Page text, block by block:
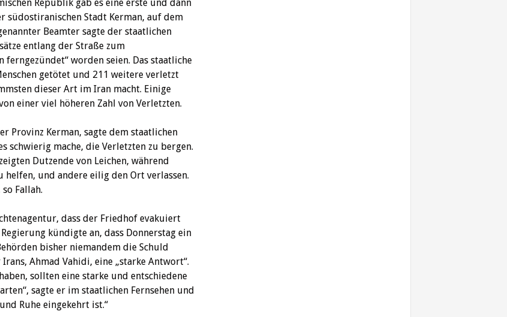
Republik gab es eine erste und dann
südostiranischen Stadt Kerman, auf dem
Beamter sagte der staatlichen
entlang der Straße zum
worden seien. Das staatliche
getötet und 211 weitere verletzt
dieser Art im Iran macht. Einige
einer viel höheren Zahl von Verletzten.
Provinz Kerman, sagte dem staatlichen
schwierig mache, die Verletzten zu bergen.
Dutzende von Leichen, während
helfen, und andere eilig den Ort verlassen.
Fallah.
dass der Friedhof evakuiert
kündigte an, dass Donnerstag ein
bisher niemandem die Schuld
Ahmad Vahidi, eine „starke Antwort“.
sollten eine starke und entschiedene
sagte er im staatlichen Fernsehen und
Ruhe eingekehrt ist.“